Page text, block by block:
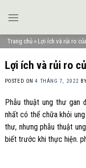
Trang chủ » Lợi ích và rủi ro
Lợi ích và rủi ro
POSTED ON4 THÁNG 7, 2022
Phẫu thuật ung thư
nhất có thể chữa khỏi
thư, nhưng phẫu thuật
biết trước khi thực hiện.